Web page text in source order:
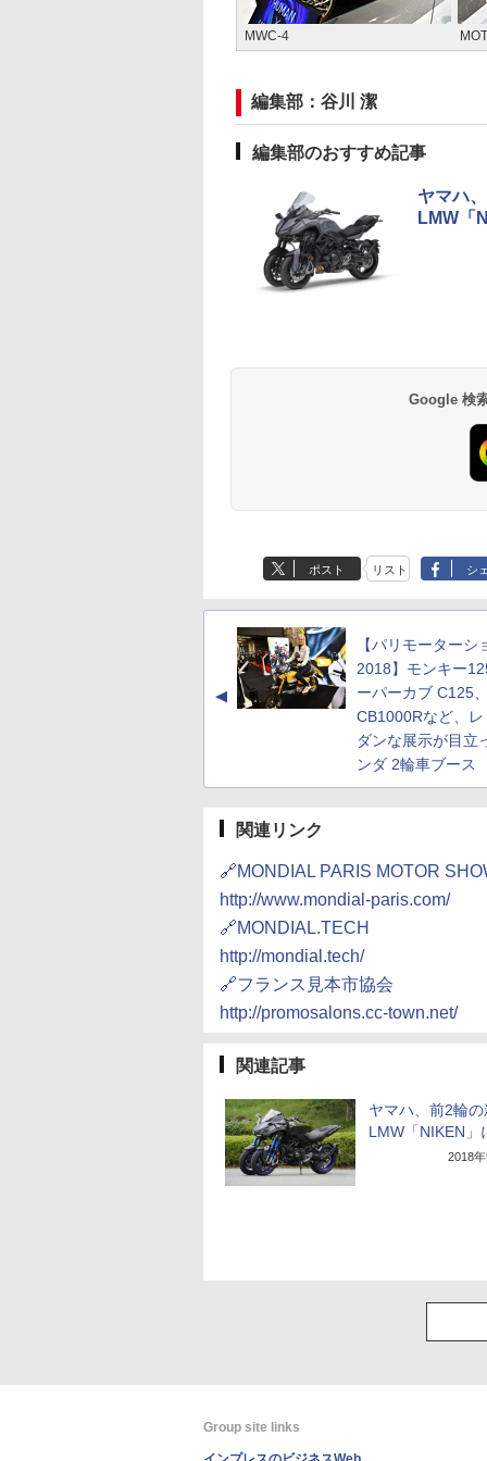
MWC-4
編集部：谷川 潔
編集部のおすすめ記事
ヤマハ
LMW「
Google 検
ポスト リスト シ
▲
【パリモーターシ
2018】モンキー
ーパーカブ C125
CB1000Rなど、
ダンな展示が目立
ンダ 2輪車ブース
関連リンク
🔗MONDIAL PARIS MOTOR
http://www.mondial-paris.com/
🔗MONDIAL.TECH
http://mondial.tech/
🔗フランス見本市協会
http://promosalons.cc-town.net/
関連記事
ヤマハ、前2輪
LMW「NIKEN」
2018
Group site links